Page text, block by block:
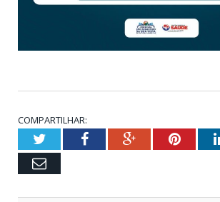
COMPARTILHAR:
TwitterFacebookGoogle+
Email